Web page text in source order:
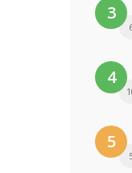
3
4
5